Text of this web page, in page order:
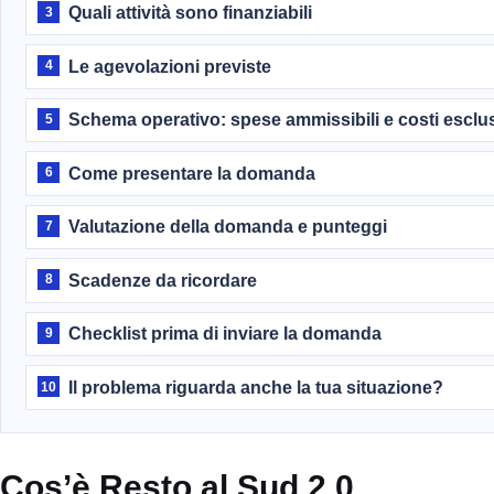
3 Quali attività sono finanziabili
4 Le agevolazioni previste
5 Schema operativo: spese ammissibili e costi
6 Come presentare la domanda
7 Valutazione della domanda e punteggi
8 Scadenze da ricordare
9 Checklist prima di inviare la domanda
10 Il problema riguarda anche la tua situazione?